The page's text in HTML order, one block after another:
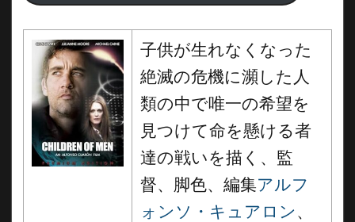
子供が生れなくなった
絶滅の危機に瀕した人
類の中で唯一の希望を
見つけて命を懸ける者
達の戦いを描く、監
督、脚色、編集アルフ
ォンソ・キュアロン 、